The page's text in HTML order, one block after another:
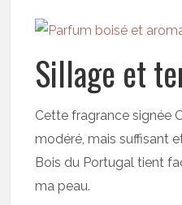
Sillage et
Cette fragrance signée
modéré, mais suffisant
Bois du Portugal tient
ma peau.